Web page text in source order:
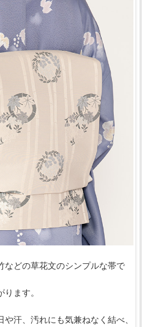
などの草花文のシンプルな帯で
ます。
汗、汚れにも気兼ねなく結べ、